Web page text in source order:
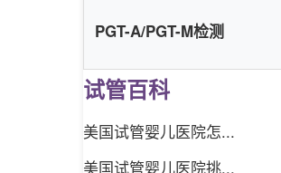
PGT-A/PGT-M检测
试管百科
美国试管婴儿医院怎...
美国试管婴儿医院挑...